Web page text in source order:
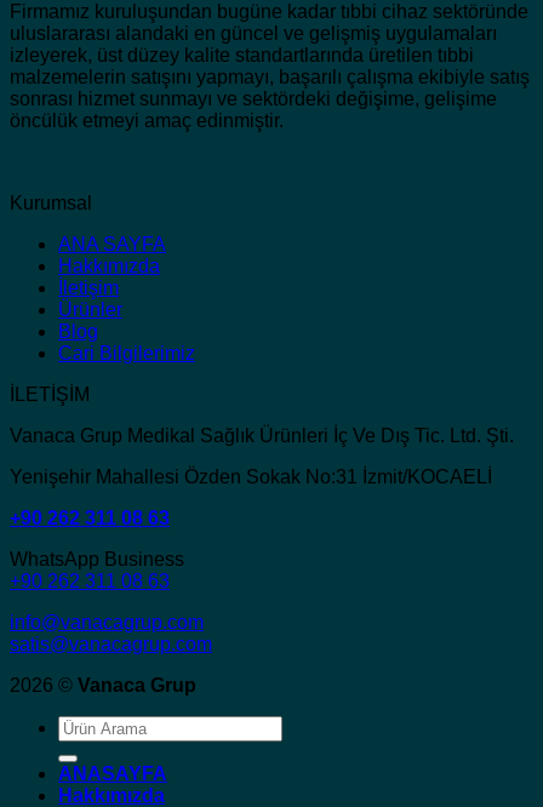
Firmamız kuruluşundan bugüne kadar tıbbi cihaz sektöründe
uluslararası alandaki en güncel ve gelişmiş uygulamaları
izleyerek, üst düzey kalite standartlarında üretilen tıbbi
malzemelerin satışını yapmayı, başarılı çalışma ekibiyle satış
sonrası hizmet sunmayı ve sektördeki değişime, gelişime
öncülük etmeyi amaç edinmiştir.
Kurumsal
ANA SAYFA
Hakkımızda
İletişim
Ürünler
Blog
Cari Bilgilerimiz
İLETİŞİM
Vanaca Grup Medikal Sağlık Ürünleri İç Ve Dış Tic. Ltd. Şti.
Yenişehir Mahallesi Özden Sokak No:31 İzmit/KOCAELİ
+90 262 311 08 63
WhatsApp Business
+90 262 311 08 63
info@vanacagrup.com
satis@vanacagrup.com
2026 © Vanaca Grup
Ara:
ANASAYFA
Hakkımızda